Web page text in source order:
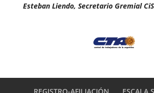
Esteban Liendo, Secretario Gremial